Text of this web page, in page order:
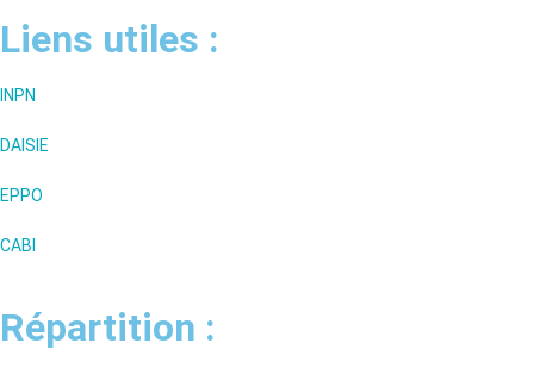
Liens utiles :
INPN
DAISIE
EPPO
CABI
Répartition :